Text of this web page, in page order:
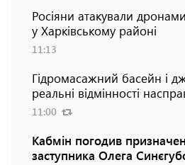
Росіяни атакували
у Харківському районі
11:13
Гідромасажний басейн і
реальні відмінності
11:00
Кабмін погодив
заступника Олега